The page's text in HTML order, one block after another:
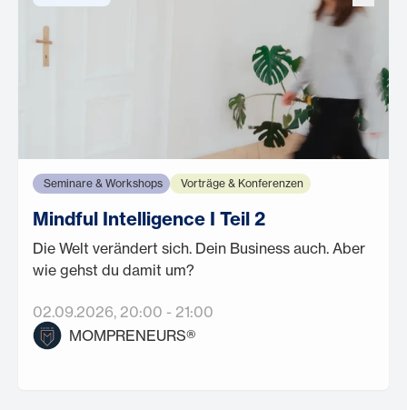
Seminare & Workshops Vorträge & Konferenzen
Mindful Intelligence I Teil 2
Die Welt verändert sich. Dein Business auch. Aber
wie gehst du damit um?
02.09.2026, 20:00 - 21:00
MOMPRENEURS®